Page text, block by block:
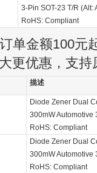
3-Pin SOT-23 T/R (Alt:
RoHS: Compliant
单金额100元
更优惠，支持
描述
Diode Zener Dual
300mW Automotive
RoHS: Compliant
Diode Zener Dual
300mW Automotive
RoHS: Compliant